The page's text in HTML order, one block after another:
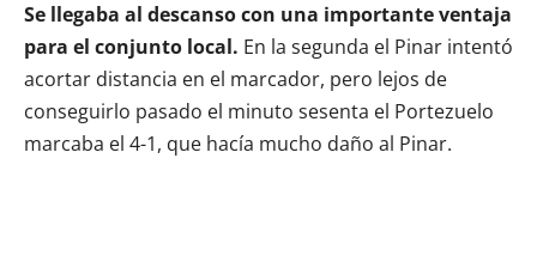
Se llegaba al descanso con una importante ventaja
para el conjunto local. En la segunda el Pinar intentó
acortar distancia en el marcador, pero lejos de
conseguirlo pasado el minuto sesenta el Portezuelo
marcaba el 4-1, que hacía mucho daño al Pinar.